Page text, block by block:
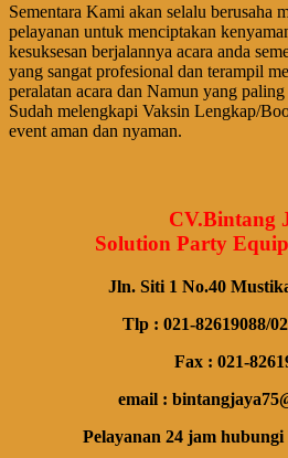
Sementara Kami akan selalu berusaha
pelayanan untuk menciptakan
kesuksesan berjalannya acara anda
yang sangat profesional dan terampil
peralatan acara dan Namun yang
Sudah melengkapi Vaksin Lengkap/
event aman dan nyaman.
CV.Bintang
Solution Party
Jln. Siti 1 No.40
Tlp : 021-82619088/
Fax : 021-
email :
Pelayanan 24 jam